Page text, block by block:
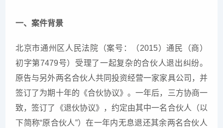
一、案件背景
北京市通州区人民法院（案号：（2015）通民（商）
初字第7479号）受理了一起复杂的合伙人退出纠纷。
原告与另外两名合伙人共同投资经营一家家具公司，并
签订了为期十年的《合伙协议》。一年后，三方协商一
致，签订了《退伙协议》，约定由其中一名合伙人（以
下简称“原合伙人”）在一年内无息退还其余两名合伙人